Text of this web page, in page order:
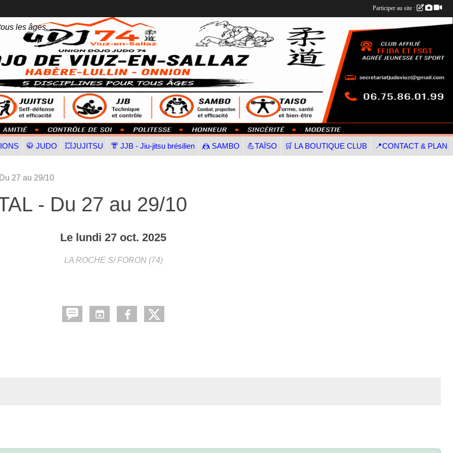
les âges.
🥋 JUDO 💥JUJITSU 👘 JJB - Jiu-jitsu brésilien 🤼 SAMBO 💪TAÏSO 🛒 LA BOUTIQUE CLUB 📍CONTACT & PLAN
27 au 29/10
- Du 27 au 29/10
Le lundi 27 oct. 2025
LA ROCHE S/ FORON (74)
Participer au site :